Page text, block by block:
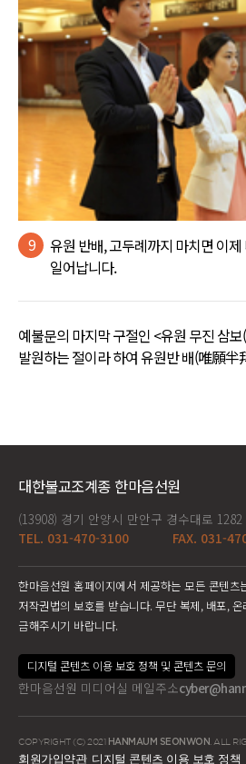
9
유원 반배, 고두례까지 마치면 이
일어납니다.
예불문의 마지막 구절인 <유원 무진 삼
발원하는 절이라 하여 유원반 배(唯願半
대한불교조계종 한마음선원
(13908) 경기 안양시 만안구 경수대로 1282
TEL. 031-470-3100
FAX. 031-
한마음선원 홈페이지에서 제공하는 모든 콘텐츠
저작권법의 보호를 받습니다. 무단 복제, 배포,
금해주시기 바랍니다.
디지털 콘텐츠 이용 보호 정책 및 콘텐츠 문의
한마음선원 미디어실 메일주소
COPYRIGHT (C) 2021 HANMAUM SEONWON. ALL
회원가입약관 디지털 콘텐츠 이용 보호 정책